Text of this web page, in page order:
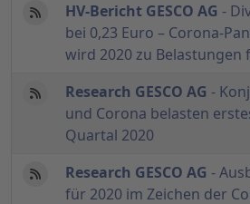
HV-Bericht GESCO AG -
bei 0,23 Euro – Corona-
wird 2020 zu Belastungen
Research GESCO AG -
und Corona belasten
Quartal 2020
Research GESCO AG -
für 2020 im Zeichen der